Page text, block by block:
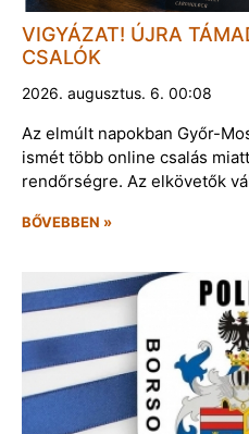
VIGYÁZAT! ÚJRA
CSALÓK
2026. augusztus. 6. 00:08
Az elmúlt napokban Győr-
ismét több online csalás
rendőrségre. Az elkövetők
BŐVEBBEN »